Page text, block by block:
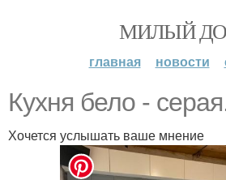
МИЛЫЙ
главная новости
Кухня бело -
Хочется услышать ваше мнение